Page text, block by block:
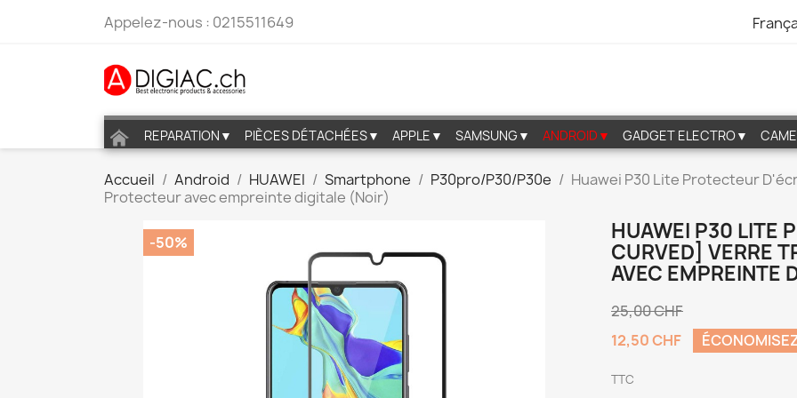
Appelez-nous : 0215511649
REPARATION▼ PIÈCES DÉTACHÉES▼ APPLE▼ SAMSUNG▼ ANDROID▼ GADGET ELECTRO▼
Accueil Android HUAWEI Smartphone P30pro/P30/P30e
Huawei P30 Lite Protecteur
Protecteur avec empreinte digitale (Noir)
-50%
HUAWEI P30 LITE
CURVED] VERRE
AVEC EMPREINTE
25,00 CHF
12,50 CHF
TTC